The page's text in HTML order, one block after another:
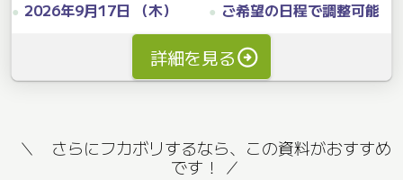
2026年9月17日 （木）
ご希望の日程で調整可能
詳細を見る
＼ さらにフカボリするなら、この資料がおすすめ
です！ ／